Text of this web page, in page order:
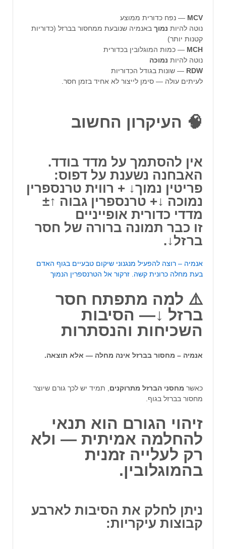
MCV — נפח כדורית ממוצע
נוטה להיות נמוך באנמיה שנובעת ממחסור בברזל (כדוריות
קטנות יותר)
MCH — כמות המוגלובין בכדורית
נוטה להיות נמוכה
RDW — שונות בגודל הכדוריות
לעיתים עולה — סימן לייצור לא אחיד בזמן חסר.
🧠 העיקרון החשוב
אין להסתמך על מדד בודד.
האבחנה נשענת על דפוס:
פריטין נמוך↓ + רווית טרנספרין
נמוכה ↓+ טרנספרין גבוה ↑±
מדדי כדורית אופייניים
זו כבר תמונה ברורה של חסר
ברזל↓.
אנמיה – רוצה להפעיל מנגנוני שיקום טבעיים בגוף האדם
בעת מחלה כרונית קשה. זרקור אל הטרנספרין הנמוך
⚠️ למה מתפתח חסר
ברזל ↓— הסיבות
השכיחות והנסתרות
אנמיה – מחסור בברזל אינה מחלה — אלא תוצאה.
כאשר מחסני הברזל מתרוקנים , תמיד יש לכך גורם שיוצר
מחסור בברזל בגוף.
זיהוי הגורם הוא תנאי
להחלמה אמיתית — ולא
רק לעלייה זמנית
בהמוגלובין.
ניתן לחלק את הסיבות לארבע
קבוצות עיקריות: